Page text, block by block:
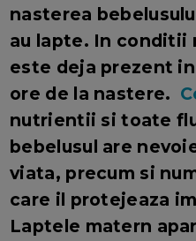
nasterea
au lapte. In conditii
este deja prezent
ore de la nastere.
nutrientii si toate
bebelusul are
viata, precum si
care il protejeaza
Laptele matern